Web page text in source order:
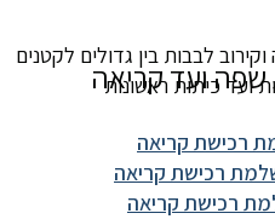
לבבות בין גדולים לקטנים
ועד כיתות ראשונות
ועד קריאה
רכישת קריאה
רכישת קריאה
רכישת קריאה